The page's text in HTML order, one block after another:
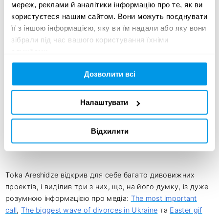
мереж, реклами й аналітики інформацію про те, як ви
користуєтеся нашим сайтом. Вони можуть поєднувати
її з іншою інформацією, яку ви їм надали або яку вони
зібрали під час вашого користування їхніми
Дозволити всі
Налаштувати
Відхилити
Jhonatan Gibson сподобалась ідея дронів, які
трансформували головний пам’ятник України за
допомогою прапора ЛГБТ –MOTHERLAND PRIDE
All around the (Russian) World, а також той, де діти
сіоналів –Little Headhunters powered by
Linkedin. Дві дуже хороші ідеї.
Nicolas Becker відмітив работуAll around the (Russian)
Також серед робот він звернув увагу на проєкт
Toka Areshidze відкрив для себе багато дивовижних
проектів, і виділив три з них, що, на його думку, із дуже
розумною інформацією про медіа: The most important
call, The biggest wave of divorces in Ukraine та Easter gif